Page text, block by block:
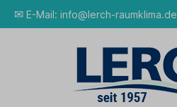
✉ E-Mail: info@lerch-raumklima.de